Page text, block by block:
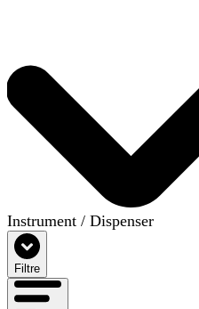
Instrument / Dispenser
Filtre